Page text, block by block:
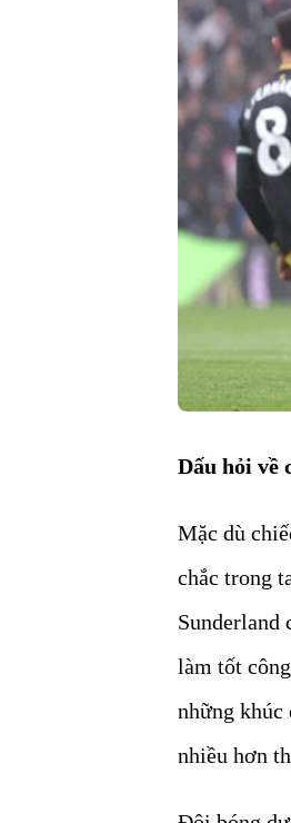
Dấu hỏi về
Mặc dù
chắc trong
Sunderland
làm tốt
những khúc
nhiều hơn